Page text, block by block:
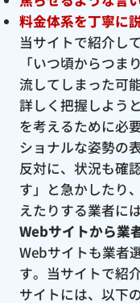
料金体系を丁寧に
当サイトで紹介し
「いつ頃からつま
流してしまった可
詳しく把握しよう
を考えるために必
ショナルな姿勢の
反対に、状況も確
す」と急かしたり
えたりする業者に
Webサイトから業
Webサイトも業者
す。当サイトで紹
サイトには、以下